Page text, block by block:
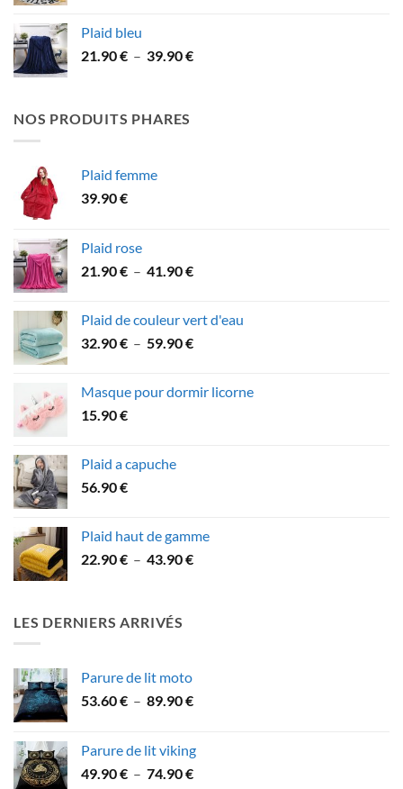
était :
47.90 €.39.90 €.
Plaid bleu
21.90€ – 39.90€Plage
NOS PRODUITS PHARES
Plaid femme
39.90€
Plaid rose
21.90€ – 41.90€Plage
21.90 €
à
Plaid de couleur vert d'eau
32.90€ – 59.90€Plage
32.90 €
Masque pour dormir licorne
15.90€
Plaid a capuche
56.90€
Plaid haut de gamme
22.90€ – 43.90€Plage
LES DERNIERS ARRIVÉS
Parure de lit moto
53.60€ – 89.90€Plage
53.60 €
à
Parure de lit viking
49.90€ – 74.90€Plage